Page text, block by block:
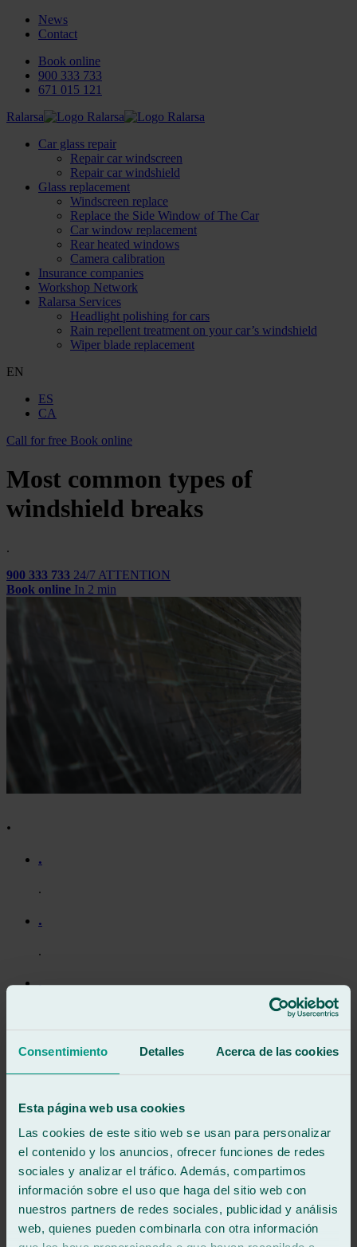
Consentimiento Detalles Acerca de las cookies
Esta página web usa cookies
Las cookies de este sitio web se usan para personalizar
el contenido y los anuncios, ofrecer funciones de redes
sociales y analizar el tráfico. Además, compartimos
información sobre el uso que haga del sitio web con
nuestros partners de redes sociales, publicidad y análisis
web, quienes pueden combinarla con otra información
News
Contact
Book online
900 333 733
671 015 121
Ralarsa
Car glass repair
Repair car windscreen
Repair car windshield
Glass replacement
Windscreen replace
Replace the Side Window of The Car
Car window replacement
Rear heated windows
Camera calibration
Insurance companies
Workshop Network
Ralarsa Services
Headlight polishing for cars
Rain repellent treatment on your car’s windshield
Wiper blade replacement
EN
ES
CA
Call for free Book online
Most common types of
windshield breaks
.
900 333 733 24/7 ATTENTION
Book online In 2 min
.
.
.
.
.
.
.
.
.
.